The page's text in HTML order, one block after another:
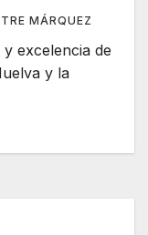
MÁRQUEZ
excelencia de
y la